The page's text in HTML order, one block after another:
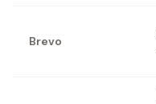
Brevo